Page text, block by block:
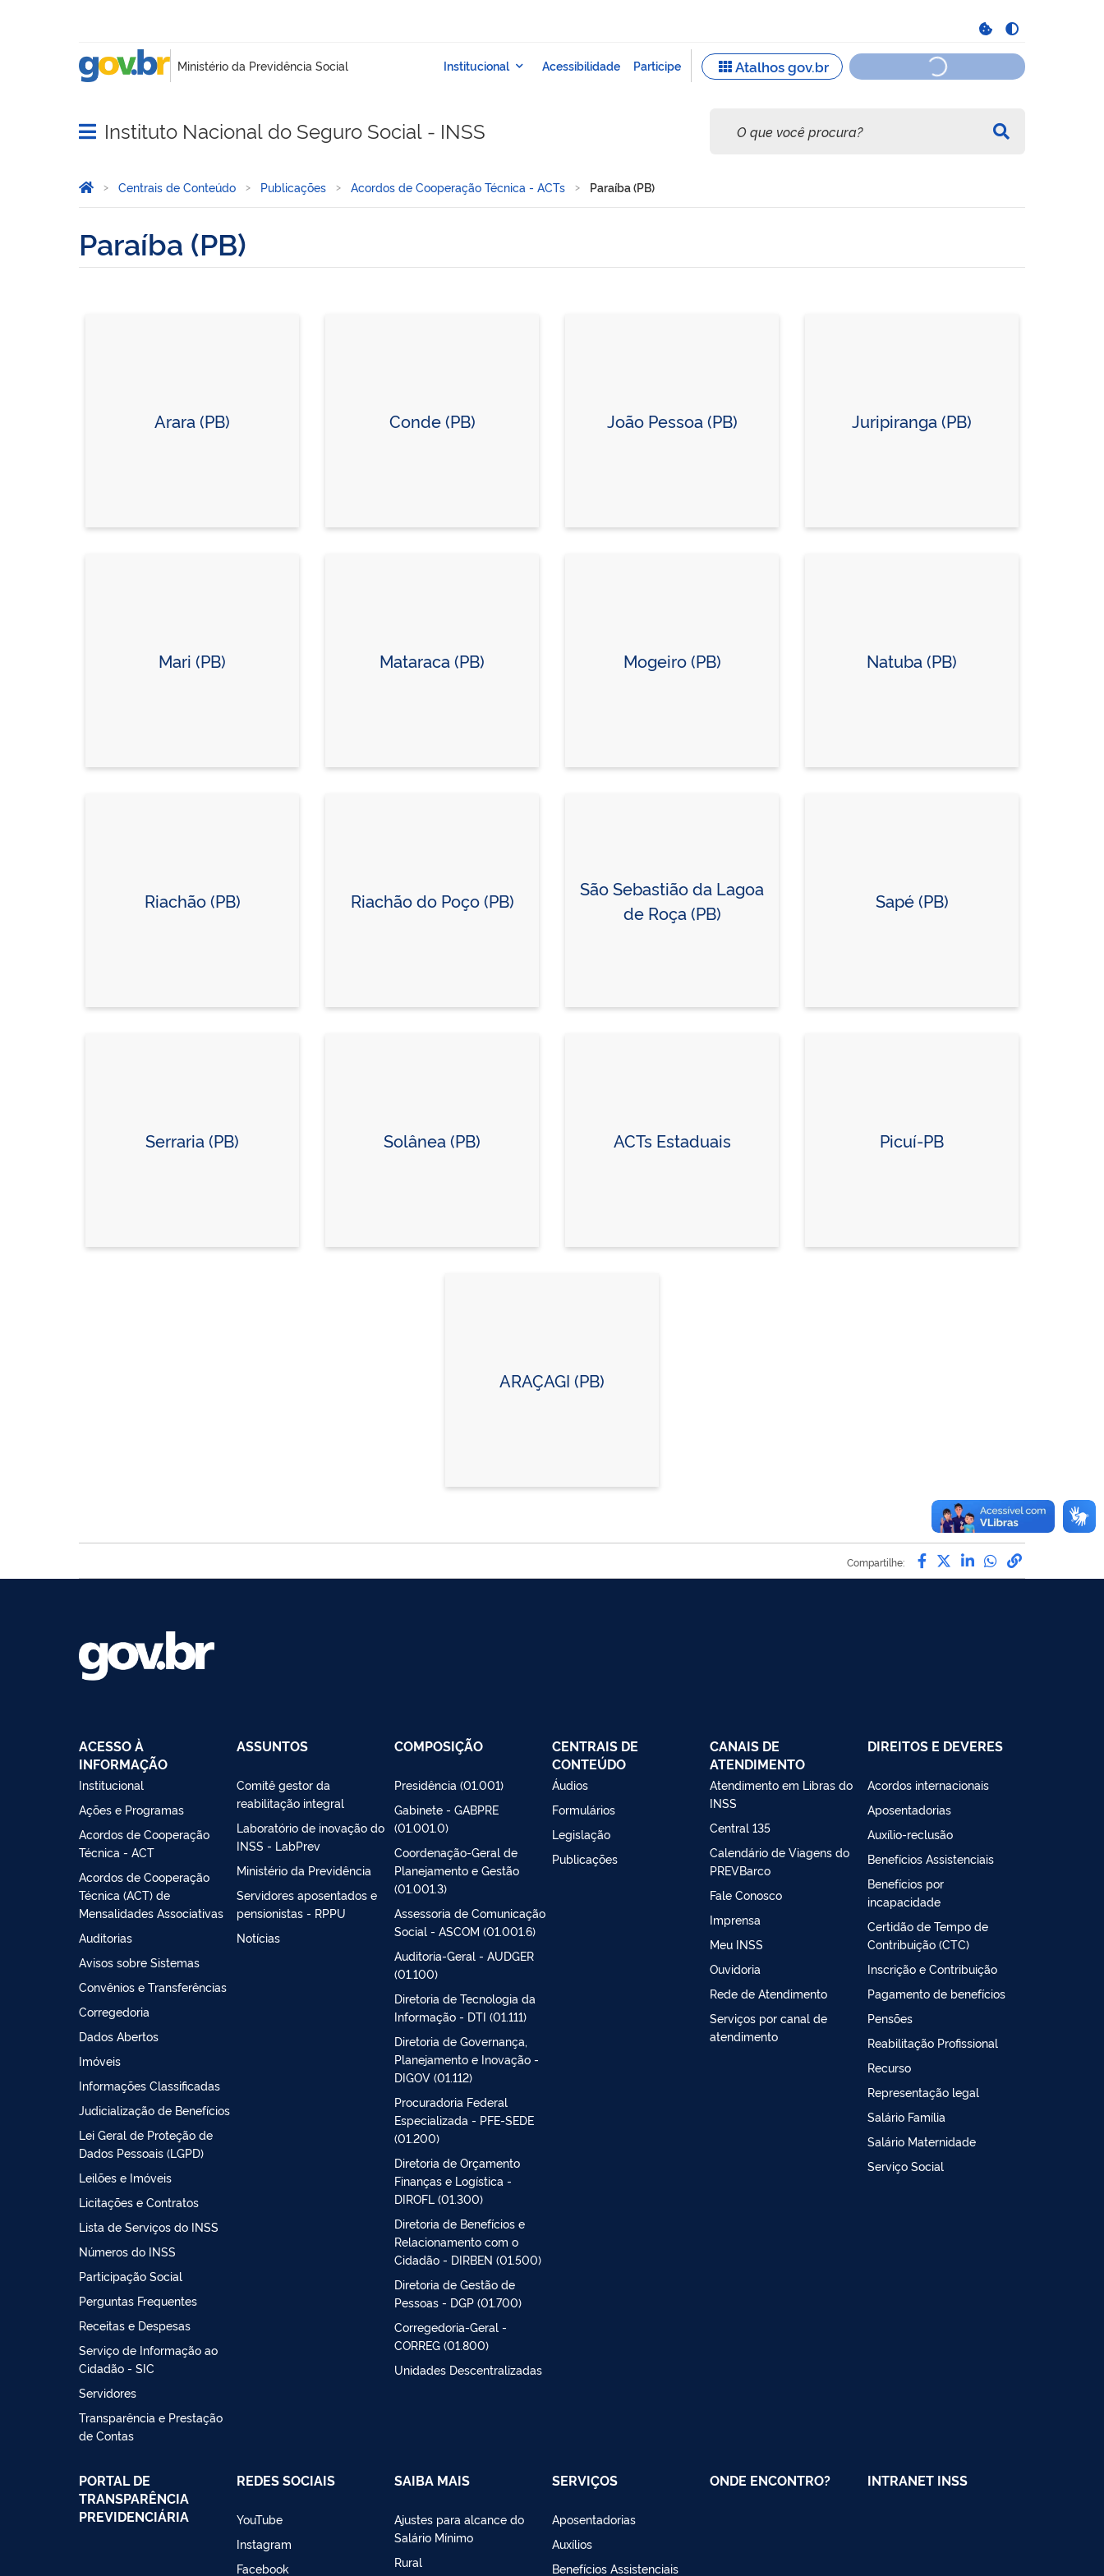
Abrir menu principal de navegação
Instituto Nacional do Seguro Social - INSS
Você está aqui:
Página Inicial
Centrais de Conteúdo Publicações Acordos de Cooperação Técnica - ACTs Paraíba (PB)
Paraíba (PB)
Arara (PB) Conde (PB) João Pessoa (PB) Juripiranga (PB)
Mari (PB) Mataraca (PB) Mogeiro (PB) Natuba (PB)
Riachão (PB) Riachão do Poço (PB)
São Sebastião da Lagoa
de Roça (PB)
Sapé (PB)
Serraria (PB) Solânea (PB) ACTs Estaduais Picuí-PB
ARAÇAGI (PB)
Compartilhe: Compartilhe por
Compartilhe por
Compartilhe por
Compartilhe
link para
ACESSO À
INFORMAÇÃO
Institucional
Ações e Programas
Acordos de Cooperação
Técnica - ACT
Acordos de Cooperação
Técnica (ACT) de
Mensalidades Associativas
Auditorias
Avisos sobre Sistemas
Convênios e Transferências
Corregedoria
Dados Abertos
Imóveis
Informações Classificadas
Judicialização de Benefícios
Lei Geral de Proteção de
Dados Pessoais (LGPD)
Leilões e Imóveis
Licitações e Contratos
Lista de Serviços do INSS
Números do INSS
Participação Social
Perguntas Frequentes
Receitas e Despesas
Serviço de Informação ao
Cidadão - SIC
Servidores
Transparência e Prestação
de Contas
ASSUNTOS
Comitê gestor da
reabilitação integral
Laboratório de inovação do
INSS - LabPrev
Ministério da Previdência
Servidores aposentados e
pensionistas - RPPU
Notícias
COMPOSIÇÃO
Presidência (01.001)
Gabinete - GABPRE
(01.001.0)
Coordenação-Geral de
Planejamento e Gestão
(01.001.3)
Assessoria de Comunicação
Social - ASCOM (01.001.6)
Auditoria-Geral - AUDGER
(01.100)
Diretoria de Tecnologia da
Informação - DTI (01.111)
Diretoria de Governança,
Planejamento e Inovação -
DIGOV (01.112)
Procuradoria Federal
Especializada - PFE-SEDE
(01.200)
Diretoria de Orçamento
Finanças e Logística -
DIROFL (01.300)
Diretoria de Benefícios e
Relacionamento com o
Cidadão - DIRBEN (01.500)
Diretoria de Gestão de
Pessoas - DGP (01.700)
Corregedoria-Geral -
CORREG (01.800)
Unidades Descentralizadas
CENTRAIS DE
CONTEÚDO
Áudios
Formulários
Legislação
Publicações
CANAIS DE
ATENDIMENTO
Atendimento em Libras do
INSS
Central 135
Calendário de Viagens do
PREVBarco
Fale Conosco
Imprensa
Meu INSS
Ouvidoria
Rede de Atendimento
Serviços por canal de
atendimento
DIREITOS E DEVERES
Acordos internacionais
Aposentadorias
Auxílio-reclusão
Benefícios Assistenciais
Benefícios por
incapacidade
Certidão de Tempo de
Contribuição (CTC)
Inscrição e Contribuição
Pagamento de benefícios
Pensões
Reabilitação Profissional
Recurso
Representação legal
Salário Família
Salário Maternidade
Serviço Social
PORTAL DE
TRANSPARÊNCIA
PREVIDENCIÁRIA
REDES SOCIAIS
YouTube
Instagram
Facebook
SAIBA MAIS
Ajustes para alcance do
Salário Mínimo
Rural
SERVIÇOS
Aposentadorias
Auxílios
Benefícios Assistenciais
ONDE ENCONTRO? INTRANET INSS